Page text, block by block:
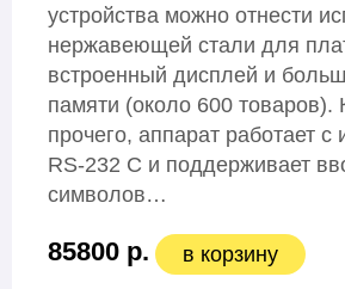
устройства можно отнести
нержавеющей стали для
встроенный дисплей и
памяти (около 600 товаров).
прочего, аппарат работает
RS-232 C и поддерживает
символов…
85800 р. в корзину